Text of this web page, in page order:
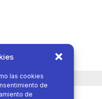
las cookies
de
de